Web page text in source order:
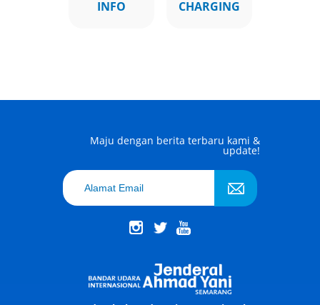
INFO CHARGING
Maju dengan berita terbaru kami &
update!